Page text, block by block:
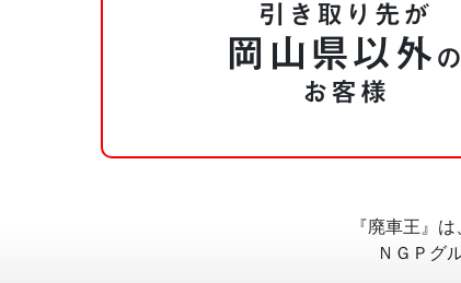
引き取り先が
岡山県以外 の
お客様
『廃車王』
ＮＧＰグ